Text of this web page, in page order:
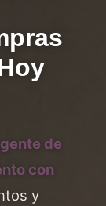
de
con
y